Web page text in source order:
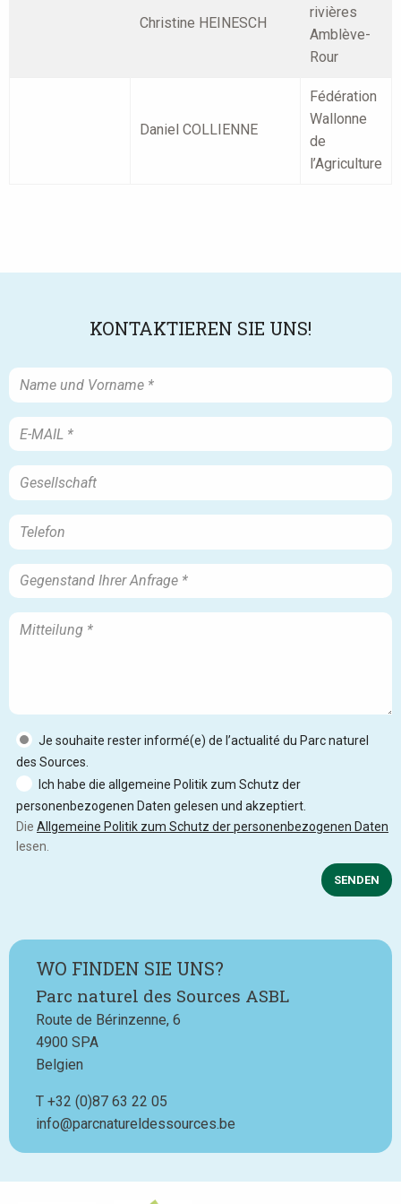
Christine HEINESCH
rivières
Amblève-
Rour
Daniel COLLIENNE
Fédération
Wallonne
de
l’Agriculture
KONTAKTIEREN SIE UNS!
Je souhaite rester informé(e) de l’actualité du Parc naturel
des Sources.
Ich habe die allgemeine Politik zum Schutz der
personenbezogenen Daten gelesen und akzeptiert.
Die Allgemeine Politik zum Schutz der personenbezogenen Daten
lesen.
SENDEN
WO FINDEN SIE UNS?
Parc naturel des Sources ASBL
Route de Bérinzenne, 6
4900 SPA
Belgien
T Téléphone
+32 (0)87 63 22 05
info@parcnatureldessources.be